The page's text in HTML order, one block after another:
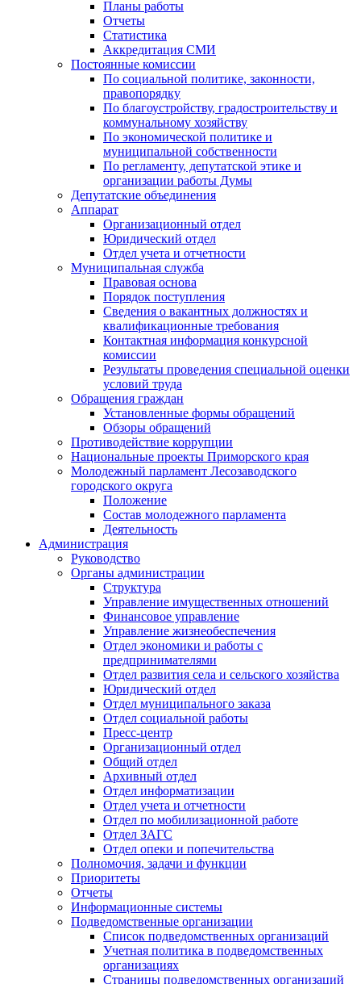
Планы работы
Отчеты
Статистика
Аккредитация СМИ
Постоянные комиссии
По социальной политике, законности,
правопорядку
По благоустройству, градостроительству и
коммунальному хозяйству
По экономической политике и
муниципальной собственности
По регламенту, депутатской этике и
организации работы Думы
Депутатские объединения
Аппарат
Организационный отдел
Юридический отдел
Отдел учета и отчетности
Муниципальная служба
Правовая основа
Порядок поступления
Сведения о вакантных должностях и
квалификационные требования
Контактная информация конкурсной
комиссии
Результаты проведения специальной оценки
условий труда
Обращения граждан
Установленные формы обращений
Обзоры обращений
Противодействие коррупции
Национальные проекты Приморского края
Молодежный парламент Лесозаводского
городского округа
Положение
Состав молодежного парламента
Деятельность
Администрация
Руководство
Органы администрации
Структура
Управление имущественных отношений
Финансовое управление
Управление жизнеобеспечения
Отдел экономики и работы с
предпринимателями
Отдел развития села и сельского хозяйства
Юридический отдел
Отдел муниципального заказа
Отдел социальной работы
Пресс-центр
Организационный отдел
Общий отдел
Архивный отдел
Отдел информатизации
Отдел учета и отчетности
Отдел по мобилизационной работе
Отдел ЗАГС
Отдел опеки и попечительства
Полномочия, задачи и функции
Приоритеты
Отчеты
Информационные системы
Подведомственные организации
Список подведомственных организаций
Учетная политика в подведомственных
организациях
Страницы подведомственных организаций